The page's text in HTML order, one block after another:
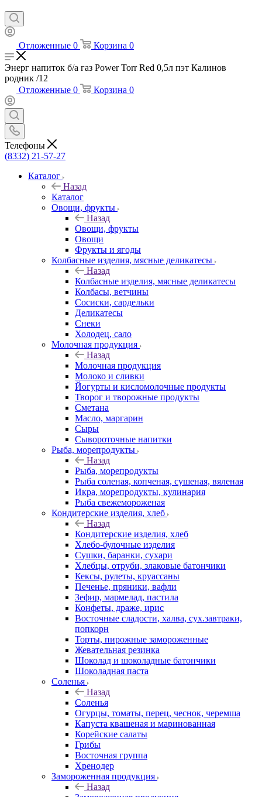
Отложенные 0 Корзина 0
Энерг напиток б/а газ Power Torr Red 0,5л пэт Калинов
родник /12
Отложенные 0 Корзина 0
Телефоны
(8332) 21-57-27
Каталог
Назад
Каталог
Овощи, фрукты
Назад
Овощи, фрукты
Овощи
Фрукты и ягоды
Колбасные изделия, мясные деликатесы
Назад
Колбасные изделия, мясные деликатесы
Колбасы, ветчины
Сосиски, сардельки
Деликатесы
Снеки
Холодец, сало
Молочная продукция
Назад
Молочная продукция
Молоко и сливки
Йогурты и кисломолочные продукты
Творог и творожные продукты
Сметана
Масло, маргарин
Сыры
Сывороточные напитки
Рыба, морепродукты
Назад
Рыба, морепродукты
Рыба соленая, копченая, сушеная, вяленая
Икра, морепродукты, кулинария
Рыба свежемороженая
Кондитерские изделия, хлеб
Назад
Кондитерские изделия, хлеб
Хлебо-булочные изделия
Сушки, баранки, сухари
Хлебцы, отруби, злаковые батончики
Кексы, рулеты, круассаны
Печенье, пряники, вафли
Зефир, мармелад, пастила
Конфеты, драже, ирис
Восточные сладости, халва, сух.завтраки,
попкорн
Торты, пирожные замороженные
Жевательная резинка
Шоколад и шоколадные батончики
Шоколадная паста
Соленья
Назад
Соленья
Огурцы, томаты, перец, чеснок, черемша
Капуста квашеная и маринованная
Корейские салаты
Грибы
Восточная группа
Хренодер
Замороженная продукция
Назад